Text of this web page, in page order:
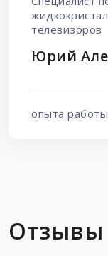
телевизоров
Юрий
опыта работы
Отзывы